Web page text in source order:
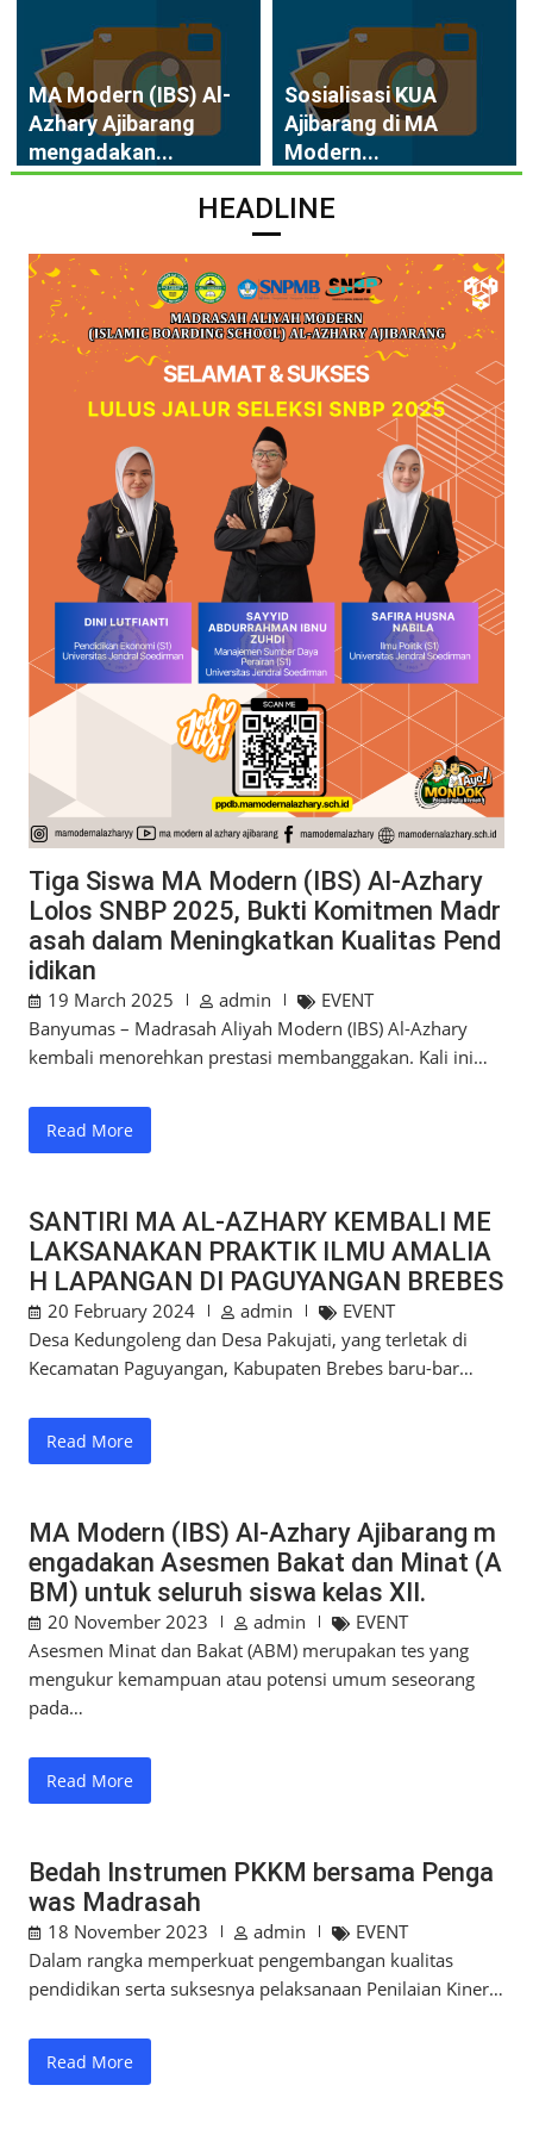
MA Modern (IBS) Al-
Azhary Ajibarang
mengadakan...
Sosialisasi KUA
Ajibarang di MA
Modern...
HEADLINE
Tiga Siswa MA Modern (IBS) Al-Azhary
Lolos SNBP 2025, Bukti Komitmen Madr
asah dalam Meningkatkan Kualitas Pend
idikan
19 March 2025 admin
EVENT
Banyumas – Madrasah Aliyah Modern (IBS) Al-Azhary
kembali menorehkan prestasi membanggakan. Kali ini…
Read More
SANTIRI MA AL-AZHARY KEMBALI ME
LAKSANAKAN PRAKTIK ILMU AMALIA
H LAPANGAN DI PAGUYANGAN BREBES
20 February 2024 admin
EVENT
Desa Kedungoleng dan Desa Pakujati, yang terletak di
Kecamatan Paguyangan, Kabupaten Brebes baru-bar…
Read More
MA Modern (IBS) Al-Azhary Ajibarang m
engadakan Asesmen Bakat dan Minat (A
BM) untuk seluruh siswa kelas XII.
20 November 2023 admin
EVENT
Asesmen Minat dan Bakat (ABM) merupakan tes yang
mengukur kemampuan atau potensi umum seseorang
pada…
Read More
Bedah Instrumen PKKM bersama Penga
was Madrasah
18 November 2023 admin
EVENT
Dalam rangka memperkuat pengembangan kualitas
pendidikan serta suksesnya pelaksanaan Penilaian Kiner…
Read More